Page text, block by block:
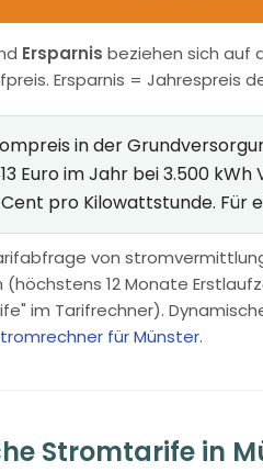
Ersparnis beziehen sich auf
Ersparnis = Jahrespreis
in der
Euro im Jahr bei 3.500
Cent pro Kilowattstunde.
von
12 Monate
im Tarifrechner).
für Münster.
Stromtarife in